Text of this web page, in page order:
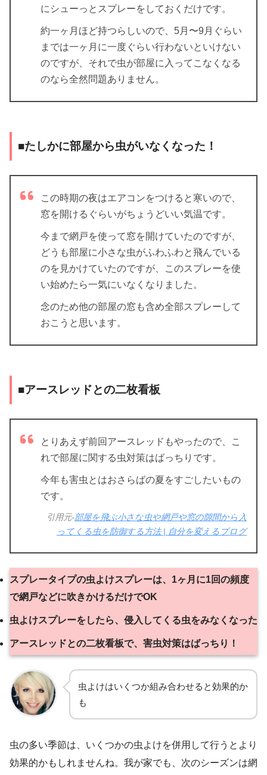
にシューっとスプレーをしておくだけです。
約一ヶ月ほど持つらしいので、5月〜9月ぐらい
までは一ヶ月に一度ぐらい行わないといけない
のですが、それで虫が部屋に入ってこなくなる
のなら全然問題ありません。
■たしかに部屋から虫がいなくなった！
この時期の夜はエアコンをつけると寒いので、
窓を開けるぐらいがちょうどいい気温です。
今まで網戸を使って窓を開けていたのですが、
どうも部屋に小さな虫がふわふわと飛んでいる
のを見かけていたのですが、このスプレーを使
い始めたら一気にいなくなりました。
念のため他の部屋の窓も含め全部スプレーして
おこうと思います。
■アースレッドとの二枚看板
とりあえず前回アースレッドもやったので、こ
れで部屋に関する虫対策はばっちりです。
今年も害虫とはおさらばの夏をすごしたいもの
です。
引用元-部屋を飛ぶ小さな虫や網戸や窓の隙間から入
ってくる虫を防御する方法 | 自分を変えるブログ
スプレータイプの虫よけスプレーは、1ヶ月に1回の頻度
で網戸などに吹きかけるだけでOK
虫よけスプレーをしたら、侵入してくる虫をみなくなった
アースレッドとの二枚看板で、害虫対策はばっちり！
虫よけはいくつか組み合わせると効果的か
も
虫の多い季節は、いくつかの虫よけを併用して行うとより
効果的かもしれませんね。我が家でも、次のシーズンは網